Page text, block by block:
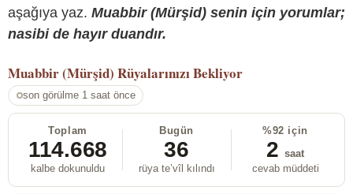
aşağıya yaz. Muabbir (Mürşid) senin için yorumlar;
nasibi de hayır duandır.
Muabbir (Mürşid) Rüyalarınızı Bekliyor
son görülme 1 saat önce
Toplam
114.668
kalbe dokunuldu
Bugün
36
rüya te’vîl kılındı
%92 için
2 saat
cevab müddeti